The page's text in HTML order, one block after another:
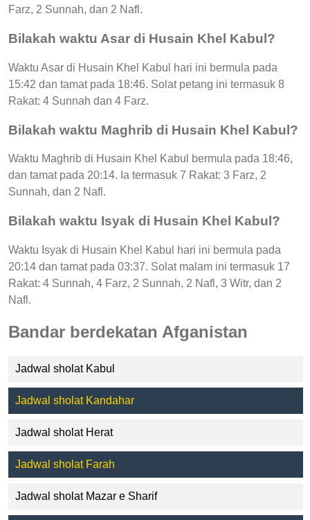
Farz, 2 Sunnah, dan 2 Nafl.
Bilakah waktu Asar di Husain Khel Kabul?
Waktu Asar di Husain Khel Kabul hari ini bermula pada
15:42 dan tamat pada 18:46. Solat petang ini termasuk 8
Rakat: 4 Sunnah dan 4 Farz.
Bilakah waktu Maghrib di Husain Khel Kabul?
Waktu Maghrib di Husain Khel Kabul bermula pada 18:46,
dan tamat pada 20:14. Ia termasuk 7 Rakat: 3 Farz, 2
Sunnah, dan 2 Nafl.
Bilakah waktu Isyak di Husain Khel Kabul?
Waktu Isyak di Husain Khel Kabul hari ini bermula pada
20:14 dan tamat pada 03:37. Solat malam ini termasuk 17
Rakat: 4 Sunnah, 4 Farz, 2 Sunnah, 2 Nafl, 3 Witr, dan 2
Nafl.
Bandar berdekatan Afganistan
Jadwal sholat Kabul
Jadwal sholat Kandahar
Jadwal sholat Herat
Jadwal sholat Farah
Jadwal sholat Mazar e Sharif